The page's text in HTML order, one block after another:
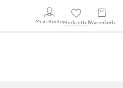
Mein KontoMerkzettel Warenkorb